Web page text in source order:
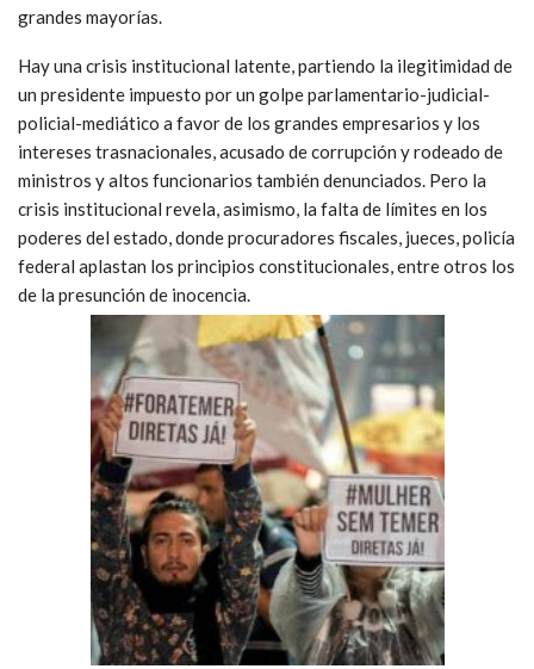
grandes mayorías.
Hay una crisis institucional latente, partiendo la ilegitimidad de
un presidente impuesto por un golpe parlamentario-judicial-
policial-mediático a favor de los grandes empresarios y los
intereses trasnacionales, acusado de corrupción y rodeado de
ministros y altos funcionarios también denunciados. Pero la
crisis institucional revela, asimismo, la falta de límites en los
poderes del estado, donde procuradores fiscales, jueces, policía
federal aplastan los principios constitucionales, entre otros los
de la presunción de inocencia.